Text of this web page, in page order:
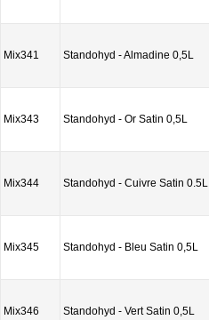
Mix341 Standohyd - Almadine 0,5L
Mix343 Standohyd - Or Satin 0,5L
Mix344 Standohyd - Cuivre Satin 0.5L
Mix345 Standohyd - Bleu Satin 0,5L
Mix346 Standohyd - Vert Satin 0,5L